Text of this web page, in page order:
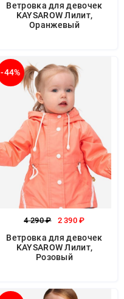
Ветровка для девочек
KAYSAROW Лилит,
Оранжевый
-44%
4 290 ₽ 2 390 ₽
Ветровка для девочек
KAYSAROW Лилит,
Розовый